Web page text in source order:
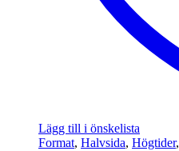
Lägg till i önskelista
Format, Halvsida, Högtider,